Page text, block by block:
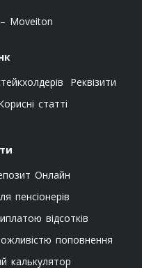
Moveiton
Реквізити
статті
Онлайн
пенсіонерів
відсотків
поповнення
калькулятор